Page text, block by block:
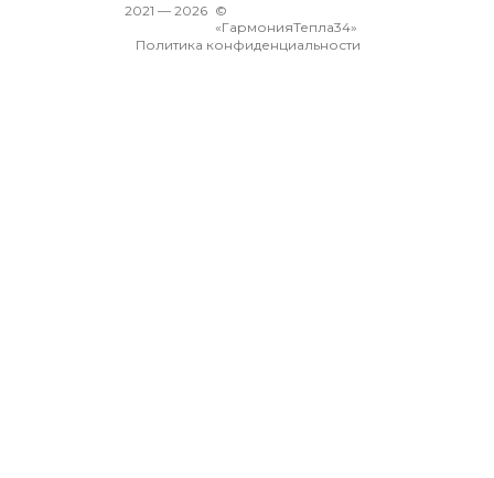
Политика конфиденциальности
©
«ГармонияТепла34»
2026
2021 —